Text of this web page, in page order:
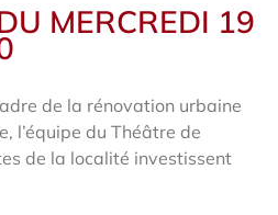
MERCREDI 19
de la rénovation urbaine
l’équipe du Théâtre de
de la localité investissent